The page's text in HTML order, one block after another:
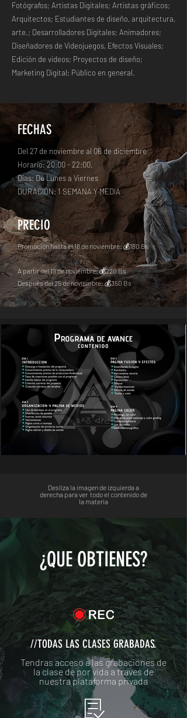
Fotógrafos; Artistas Digitales; Artistas gráficos;
Arquitectos; Estudiantes de diseño, arquitectura,
arte.; Desarrolladores Digitales; Animadores;
Diseñadores de Videojuegos, Efectos Visuales;
Edición de videos; Proyectos de diseño;
Marketing Digital; Público en general.
FECHAS
Del 27 de noviembre al 06 de diciembre
Horario: 20:00 - 22:00.
Días: De Lunes a Viernes
DURACIÓN: 1 SEMANA Y MEDIA
PRECIO
Promoción hasta el 18 de noviembre: 💰180 Bs
A partir del 19 de noviembre: 💰220 Bs
Después del 25 de noviembre: 💰350 Bs
Desliza la imagen de izquierda a
derecha para ver todo el contenido de
la materia
¿QUE OBTIENES?
//TODAS LAS CLASES GRABADAS.
Tendras acceso a las grabaciones de
la clase de por vida a traves de
nuestra plataforma privada